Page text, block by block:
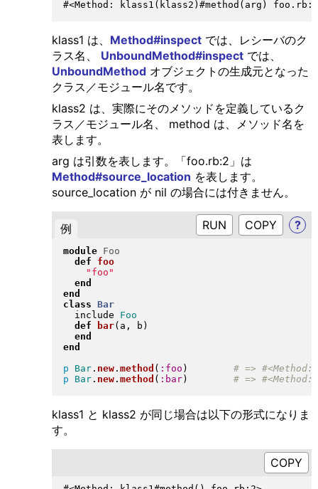
klass1 は、 Method#inspectでは、レシーバのク
ラス名、 UnboundMethod#inspectでは、
UnboundMethodオブジェクトの生成元となった
クラス／モジュール名です。
klass2 は、実際にそのメソッドを定義しているク
ラス／モジュール名、 method は、メソッド名を
表します。
arg は引数を表します。「foo.rb:2」は
Method#source_location を表します。
source_location が nil の場合には付きません。
例 RUN ?
module
Foo
def
foo
" foo "
end
end
class Bar
  include
Foo
def
bar( a, b )
end
end
p
Bar. new. method ( :foo )
p
Bar. new. method ( :bar)
klass1 と klass2 が同じ場合は以下の形式になりま
す。